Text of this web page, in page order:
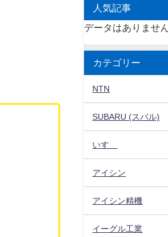
人気記事
データはありません
カテゴリー
NTN
SUBARU (スバル)
いすゞ
アイシン
アイシン精機
イーグル工業